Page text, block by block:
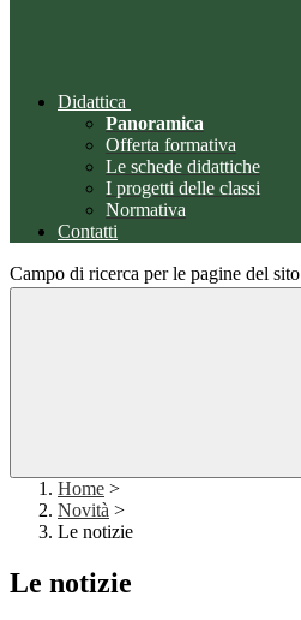
Didattica
Panoramica
Offerta formativa
Le schede didattiche
I progetti delle classi
Normativa
Contatti
Campo di ricerca per le pagine del sito
Home >
Novità >
Le notizie
Le notizie